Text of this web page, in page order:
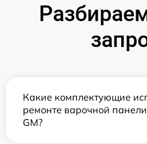
Какие комплектующие
ремонте варочной
GM?